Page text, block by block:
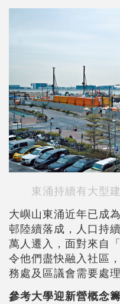
東涌持續有大型
大嶼山東涌近年已成
邨陸續落成，人口持
萬人遷入，面對來自
令他們盡快融入社區
務處及區議會需要處
參考大學迎新營概念